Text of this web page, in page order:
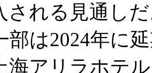
される見通し
部は2024年に
海アリラホテ